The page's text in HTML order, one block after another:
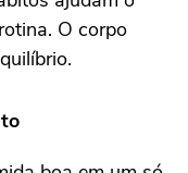
O corpo